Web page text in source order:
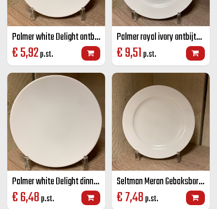
Palmer white Delight ontbijtbord wit 21 cm
€5,92p.st.
Palmer royal ivory ontbijtbord brede rand ivoor 22,5 cm
€9,51p.st.
Palmer white Delight dinnerbord wit 27 cm
€6,48p.st.
Seltman Meran Gebaksbord wit 17 cm
€7,48p.st.